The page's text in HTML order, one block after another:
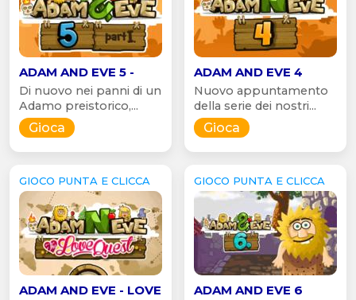
ADAM AND EVE 5 -
Di nuovo nei panni di un
Adamo preistorico,...
Gioca
ADAM AND EVE 4
Nuovo appuntamento
della serie dei nostri...
Gioca
GIOCO PUNTA E CLICCA
ADAM AND EVE - LOVE
GIOCO PUNTA E CLICCA
ADAM AND EVE 6